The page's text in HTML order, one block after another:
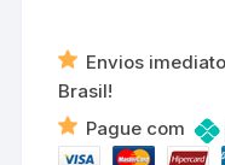
Envios
Brasil!
Pague com